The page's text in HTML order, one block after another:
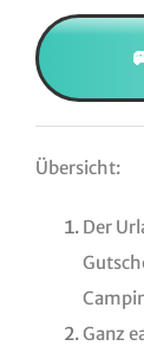
Übersicht:
Der
Ganz